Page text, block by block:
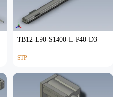
TB12-L90-S1400-L-P40-D3
STP